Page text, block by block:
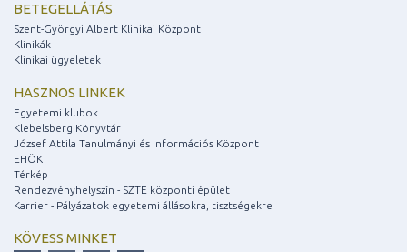
BETEGELLÁTÁS
Szent-Györgyi Albert Klinikai Központ
Klinikák
Klinikai ügyeletek
HASZNOS LINKEK
Egyetemi klubok
Klebelsberg Könyvtár
József Attila Tanulmányi és Információs Központ
EHÖK
Térkép
Rendezvényhelyszín - SZTE központi épület
Karrier - Pályázatok egyetemi állásokra, tisztségekre
KÖVESS MINKET